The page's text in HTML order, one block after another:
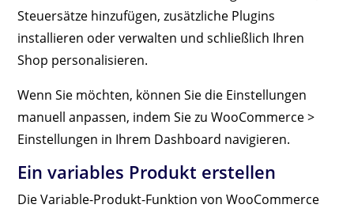
Steuersätze hinzufügen, zusätzliche Plugins
installieren oder verwalten und schließlich Ihren
Shop personalisieren.
Wenn Sie möchten, können Sie die Einstellungen
manuell anpassen, indem Sie zu WooCommerce >
Einstellungen in Ihrem Dashboard navigieren.
Ein variables Produkt erstellen
Die Variable-Produkt-Funktion von WooCommerce